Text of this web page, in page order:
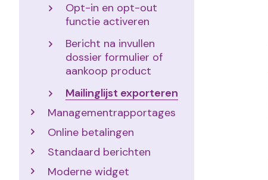
Opt-in en opt-out
functie activeren
Bericht na invullen
dossier formulier of
aankoop product
Mailinglijst exporteren
Managementrapportages
Online betalingen
Standaard berichten
Moderne widget